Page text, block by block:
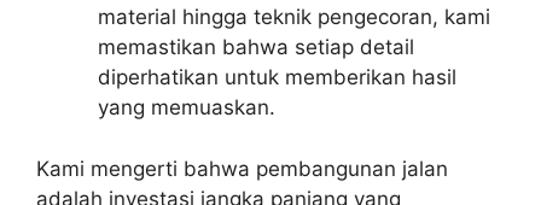
material hingga teknik pengecoran, kami
memastikan bahwa setiap detail
diperhatikan untuk memberikan hasil
yang memuaskan.
Kami mengerti bahwa pembangunan jalan
adalah investasi jangka panjang yang